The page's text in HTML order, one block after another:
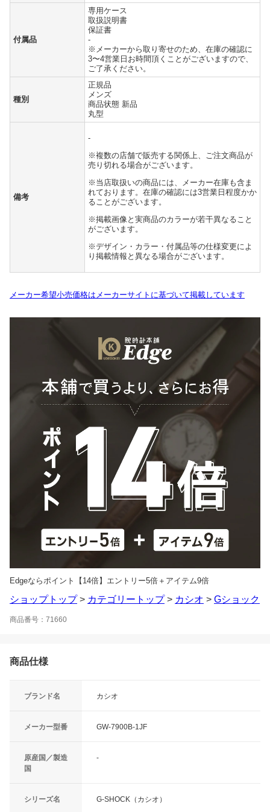
付属品
専用ケース
取扱説明書
保証書
-
※メーカーから取り寄せのため、在庫の確認に
3〜4営業日お時間頂くことがございますので、
ご了承ください。
種別
正規品
メンズ
商品状態 新品
丸型
備考
-
※複数の店舗で販売する関係上、ご注文商品が
売り切れる場合がございます。
※当店取扱いの商品には、メーカー在庫も含ま
れております。在庫の確認には3営業日程度かか
ることがございます。
※掲載画像と実商品のカラーが若干異なること
がございます。
※デザイン・カラー・付属品等の仕様変更によ
り掲載情報と異なる場合がございます。
メーカー希望小売価格はメーカーサイトに基づいて掲載しています
Edgeならポイント【14倍】エントリー5倍＋アイテム9倍
ショップトップ> カテゴリートップ> カシオ > Gショック
商品番号：71660
商品仕様
ブランド名 カシオ
メーカー型番 GW-7900B-1JF
原産国／製造
国
-
シリーズ名 G-SHOCK（カシオ）